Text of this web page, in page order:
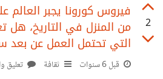
2
فيروس كورونا يجبر العالم
من المنزل في التاريخ، هل
التي تحتمل العمل عن بعد
قبل 6 سنوات ثقافة تعليق